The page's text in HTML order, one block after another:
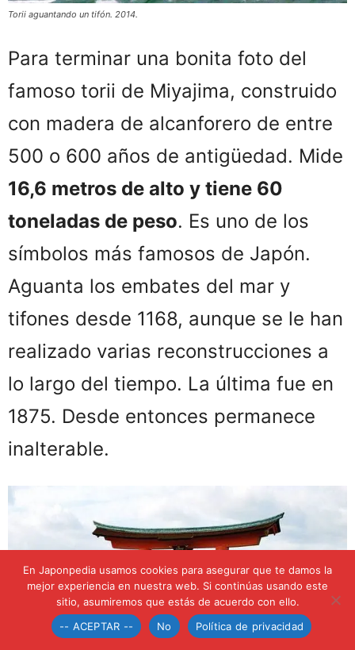
Torii aguantando un tifón. 2014.
Para terminar una bonita foto del
famoso torii de Miyajima, construido
con madera de alcanforero de entre
500 o 600 años de antigüedad. Mide
16,6 metros de alto y tiene 60
toneladas de peso. Es uno de los
símbolos más famosos de Japón.
Aguanta los embates del mar y
tifones desde 1168, aunque se le han
realizado varias reconstrucciones a
lo largo del tiempo. La última fue en
1875. Desde entonces permanece
inalterable.
En Japonpedia usamos cookies para asegurar que te damos la
mejor experiencia en nuestra web. Si continúas usando este
sitio, asumiremos que estás de acuerdo con ello.
-- ACEPTAR --
No Política de privacidad